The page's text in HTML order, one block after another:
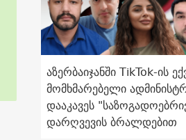
აზერბაიჯანში TikTok-ის
მომხმარებელი
დააკავეს
დარღვევის ბრალდებით